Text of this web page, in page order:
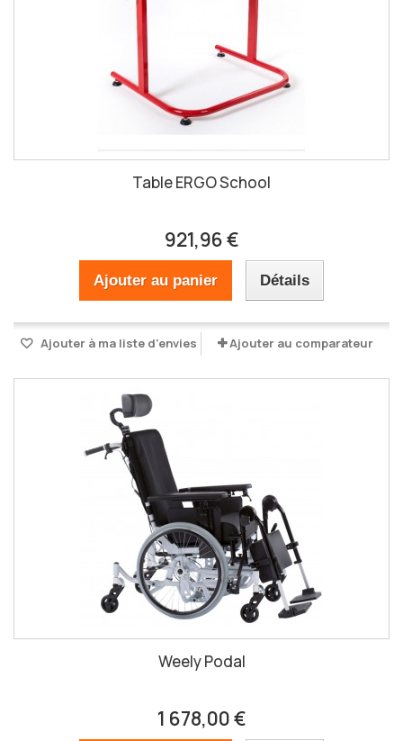
Table ERGO School
921,96 €
Ajouter au panier Détails
Ajouter à ma liste d'envies Ajouter au comparateur
Weely Podal
1 678,00 €